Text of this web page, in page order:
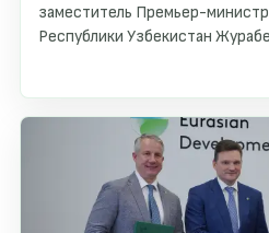
заместитель Премьер-
Республики Узбекистан
инвесторов. Основной акцент
солнечной и ветровой
накопления энергии и
стратегии до 2030 года.